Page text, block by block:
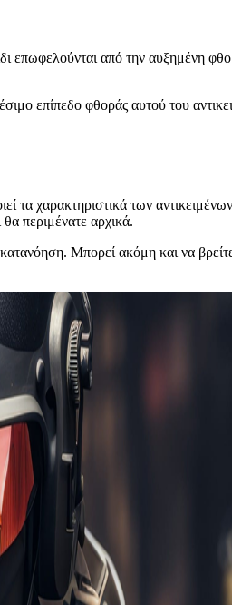
επωφελούνται από την αυξημένη
επίπεδο φθοράς αυτού του
τα χαρακτηριστικά των
περιμένατε αρχικά.
Μπορεί ακόμη και να